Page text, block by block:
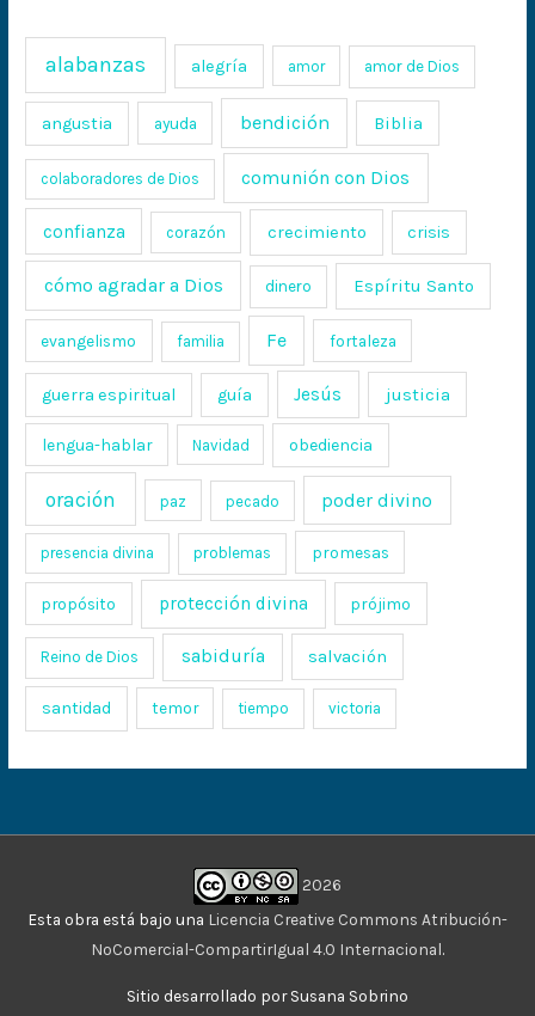
alabanzas alegría amor amor de Dios
angustia ayuda bendición Biblia
colaboradores de Dios comunión con Dios
confianza corazón crecimiento crisis
cómo agradar a Dios dinero Espíritu Santo
evangelismo familia Fe fortaleza
guerra espiritual guía Jesús justicia
lengua-hablar Navidad obediencia
oración paz pecado poder divino
presencia divina problemas promesas
propósito protección divina prójimo
Reino de Dios sabiduría salvación
santidad temor tiempo victoria
2026
Esta obra está bajo una Licencia Creative Commons Atribución-
NoComercial-CompartirIgual 4.0 Internacional.
Sitio desarrollado por Susana Sobrino